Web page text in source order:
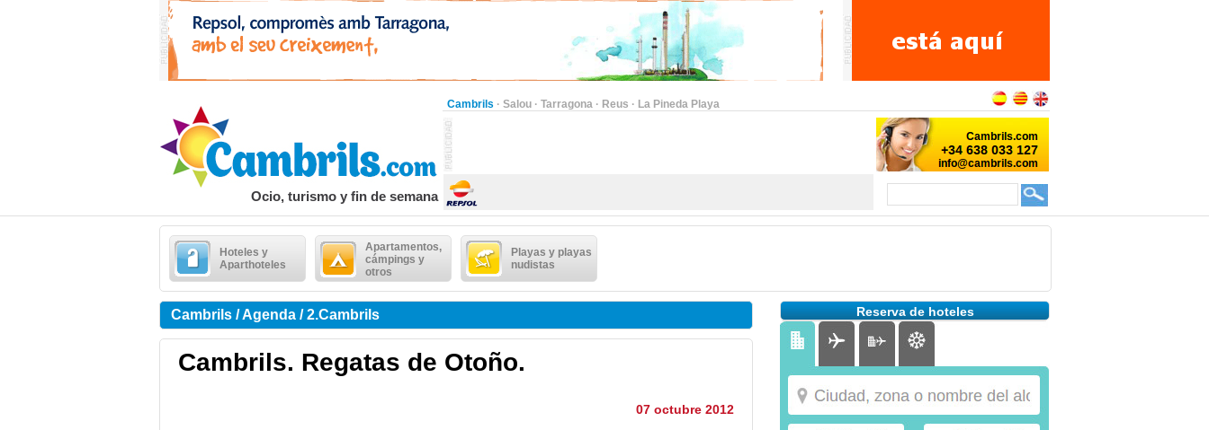
Cambrils · Salou · Tarragona · Reus · La Pineda Playa
Ocio, turismo y fin de semana
Hoteles y
Aparthoteles
Apartamentos,
cámpings y
otros
Playas y playas
nudistas
Cambrils / Agenda / 2.Cambrils
Cambrils. Regatas de Otoño.
07 octubre 2012
Reserva de hoteles